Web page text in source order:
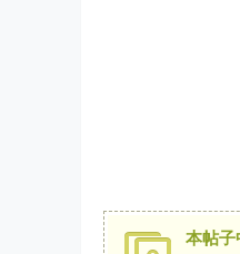
本帖子